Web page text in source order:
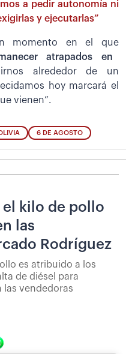
a pedir autonomía ni
y ejecutarlas”
momento en el que
atrapados en
alrededor de un
hoy marcará el
vienen”.
6 DE AGOSTO
el kilo de pollo
las
Rodríguez
es atribuido a los
de diésel para
vendedoras